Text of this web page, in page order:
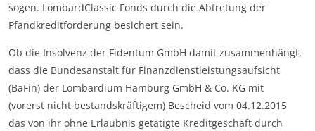
sogen. LombardClassic Fonds durch die Abtretung der
Pfandkreditforderung besichert sein.
Ob die Insolvenz der Fidentum GmbH damit zusammenhängt,
dass die Bundesanstalt für Finanzdienstleistungsaufsicht
(BaFin) der Lombardium Hamburg GmbH & Co. KG mit
(vorerst nicht bestandskräftigem) Bescheid vom 04.12.2015
das von ihr ohne Erlaubnis getätigte Kreditgeschäft durch